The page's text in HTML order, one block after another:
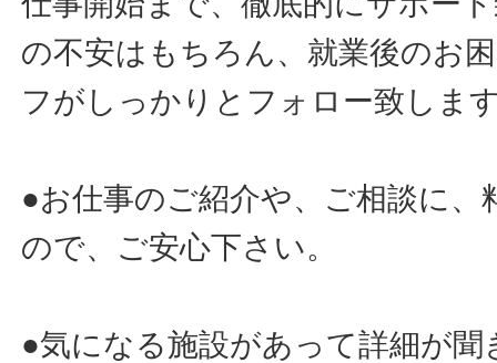
の不安はもちろん、就業後のお
フがしっかりとフォロー致しま
●お仕事のご紹介や、ご相談に
ので、ご安心下さい。
●気になる施設があって詳細が